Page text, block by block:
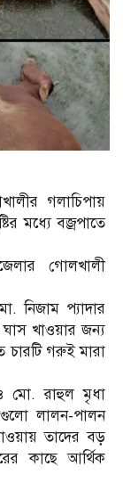
গলাচিপায়
মধ্যে বজ্রপাতে
গোলখালী
নিজাম প্যাদার
খাওয়ার জন্য
চারটি গরুই মারা
ও মো. রাহুল মৃধা
লালন-পালন
তাদের বড়
কাছে আর্থিক